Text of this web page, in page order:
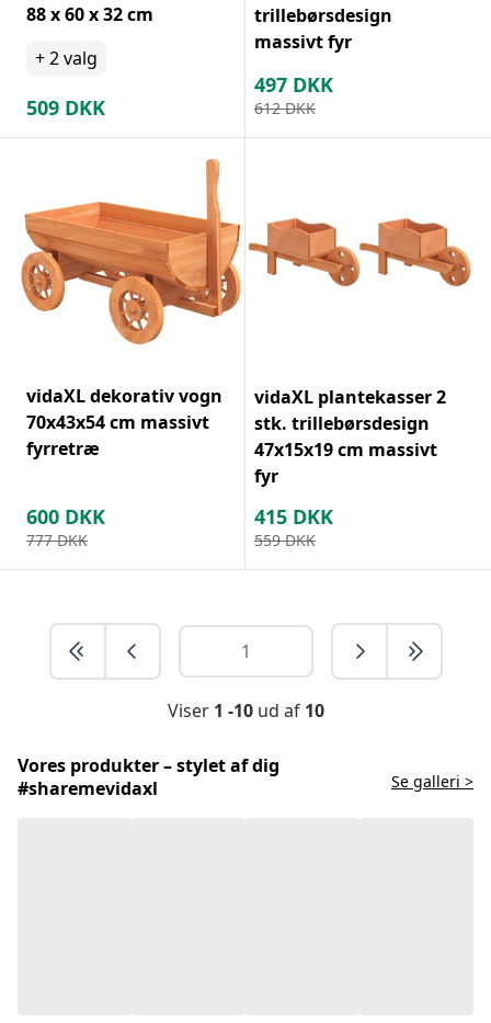
88 x 60 x 32 cm
+2valg
509 DKK
trillebørsdesign
massivt fyr
497 DKK
612 DKK
vidaXL dekorativ vogn
70x43x54 cm massivt
fyrretræ
600 DKK
777 DKK
vidaXL plantekasser 2
stk. trillebørsdesign
47x15x19 cm massivt
fyr
415 DKK
559 DKK
Viser 1 -10ud af 10
Vores produkter – stylet af dig
#sharemevidaxl
Se galleri >